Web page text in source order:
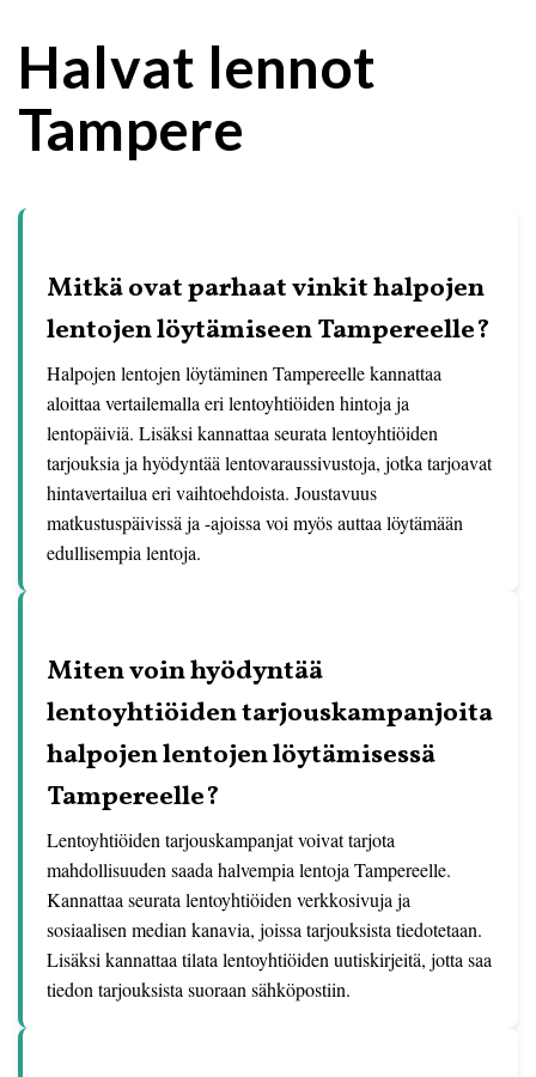
Halvat lennot
Tampere
Mitkä ovat parhaat vinkit halpojen
lentojen löytämiseen Tampereelle?
Halpojen lentojen löytäminen Tampereelle kannattaa
aloittaa vertailemalla eri lentoyhtiöiden hintoja ja
lentopäiviä. Lisäksi kannattaa seurata lentoyhtiöiden
tarjouksia ja hyödyntää lentovaraussivustoja, jotka tarjoavat
hintavertailua eri vaihtoehdoista. Joustavuus
matkustuspäivissä ja -ajoissa voi myös auttaa löytämään
edullisempia lentoja.
Miten voin hyödyntää
lentoyhtiöiden tarjouskampanjoita
halpojen lentojen löytämisessä
Tampereelle?
Lentoyhtiöiden tarjouskampanjat voivat tarjota
mahdollisuuden saada halvempia lentoja Tampereelle.
Kannattaa seurata lentoyhtiöiden verkkosivuja ja
sosiaalisen median kanavia, joissa tarjouksista tiedotetaan.
Lisäksi kannattaa tilata lentoyhtiöiden uutiskirjeitä, jotta saa
tiedon tarjouksista suoraan sähköpostiin.